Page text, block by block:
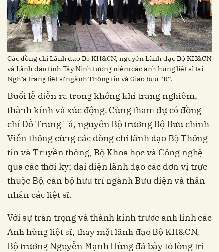
Các đồng chí Lãnh đạo Bộ KH&CN, nguyên Lãnh đạo Bộ KH&CN
và Lãnh đạo tỉnh Tây Ninh tưởng niệm các anh hùng liệt sĩ tại
Nghĩa trang liệt sĩ ngành Thông tin và Giao bưu “R”.
Buổi lễ diễn ra trong không khí trang nghiêm,
thành kính và xúc động. Cùng tham dự có đồng
chí Đỗ Trung Tá, nguyên Bộ trưởng Bộ Bưu chính
Viễn thông cùng các đồng chí lãnh đạo Bộ Thông
tin và Truyền thông, Bộ Khoa học và Công nghệ
qua các thời kỳ; đại diện lãnh đạo các đơn vị trực
thuộc Bộ, cán bộ hưu trí ngành Bưu điện và thân
nhân các liệt sĩ.
Với sự trân trọng và thành kính trước anh linh các
Anh hùng liệt sĩ, thay mặt lãnh đạo Bộ KH&CN,
Bộ trưởng Nguyễn Mạnh Hùng đã bày tỏ lòng tri